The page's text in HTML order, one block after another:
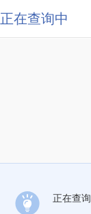
正在查询中
正在查